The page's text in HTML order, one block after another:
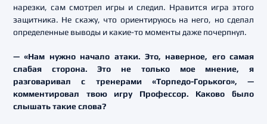
нарезки, сам смотрел игры и следил. Нравится игра этого
защитника. Не скажу, что ориентируюсь на него, но сделал
определенные выводы и какие-то моменты даже почерпнул.
— «Нам нужно начало атаки. Это, наверное, его самая
слабая сторона. Это не только мое мнение, я
разговаривал с тренерами «Торпедо-Горького», —
комментировал твою игру Профессор. Каково было
слышать такие слова?